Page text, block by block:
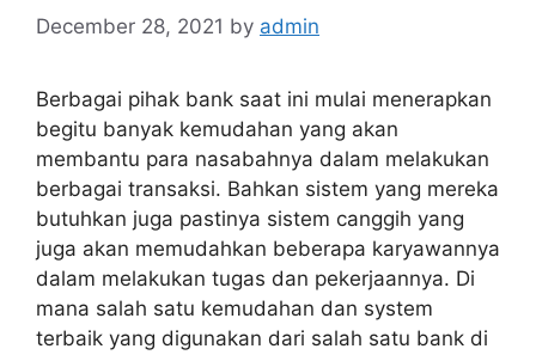
December 28, 2021 by admin
Berbagai pihak bank saat ini mulai menerapkan
begitu banyak kemudahan yang akan
membantu para nasabahnya dalam melakukan
berbagai transaksi. Bahkan sistem yang mereka
butuhkan juga pastinya sistem canggih yang
juga akan memudahkan beberapa karyawannya
dalam melakukan tugas dan pekerjaannya. Di
mana salah satu kemudahan dan system
terbaik yang digunakan dari salah satu bank di